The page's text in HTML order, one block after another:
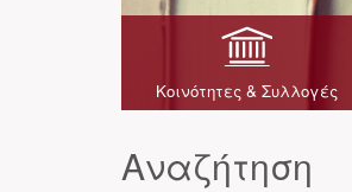
Κοινότητες & Συλλογές
Αναζήτηση